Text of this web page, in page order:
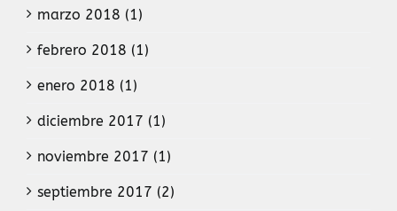
marzo 2018 (1)
febrero 2018 (1)
enero 2018 (1)
diciembre 2017 (1)
noviembre 2017 (1)
septiembre 2017 (2)